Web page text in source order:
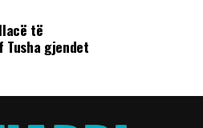
të
Tusha gjendet